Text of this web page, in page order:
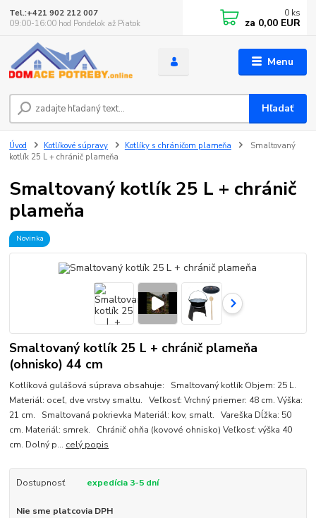
Menu
Hľadať
Tel.:+421 902 212 007
09:00-16:00 hod Pondelok až Piatok
0 ks
za 0,00 EUR
Úvod Kotlíkové súpravy Kotlíky s chráničom plameňa
Smaltovaný
kotlík 25 L + chránič plameňa
Smaltovaný kotlík 25 L + chránič
plameňa
Novinka
Smaltovaný kotlík 25 L + chránič plameňa
(ohnisko) 44 cm
Kotlíková gulášová súprava obsahuje: Smaltovaný kotlík Objem: 25 L.
Materiál: oceľ, dve vrstvy smaltu. Veľkosť: Vrchný priemer: 48 cm. Výška:
21 cm. Smaltovaná pokrievka Materiál: kov, smalt. Vareška Dĺžka: 50
cm. Materiál: smrek. Chránič ohňa (kovové ohnisko) Veľkosť: výška 40
cm. Dolný p... celý popis
Dostupnosť expedícia 3-5 dní
Nie sme platcovia DPH